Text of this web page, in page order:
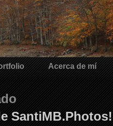
Acerca de mí
SantiMB.Photos!